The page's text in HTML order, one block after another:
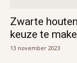
Zwarte
keuze te
13 november 2023